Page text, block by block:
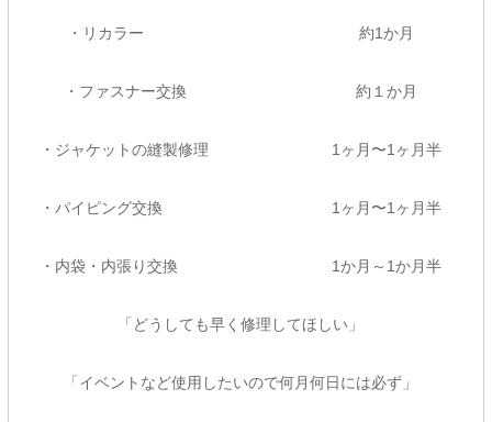
・リカラー 約1か月
・ファスナー交換 約１か月
・ジャケットの縫製修理 1ヶ月〜1ヶ月半
・パイピング交換 1ヶ月〜1ヶ月半
・内袋・内張り交換 1か月～1か月半
「どうしても早く修理してほしい」
「イベントなど使用したいので何月何日には必ず」